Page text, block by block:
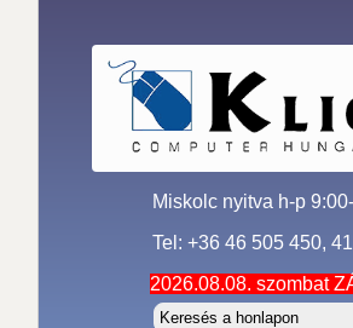
Miskolc nyitva h-p
Tel: +36 46 505 450,
2026.08.08. szombat